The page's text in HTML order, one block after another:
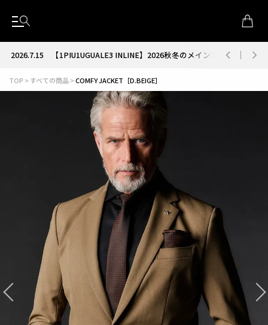
2026.7.15【1PIU1UGUALE3 INLINE】2026秋冬のメインコレクションが
TOP すべての商品 COMFY JACKET［D.BEIGE］